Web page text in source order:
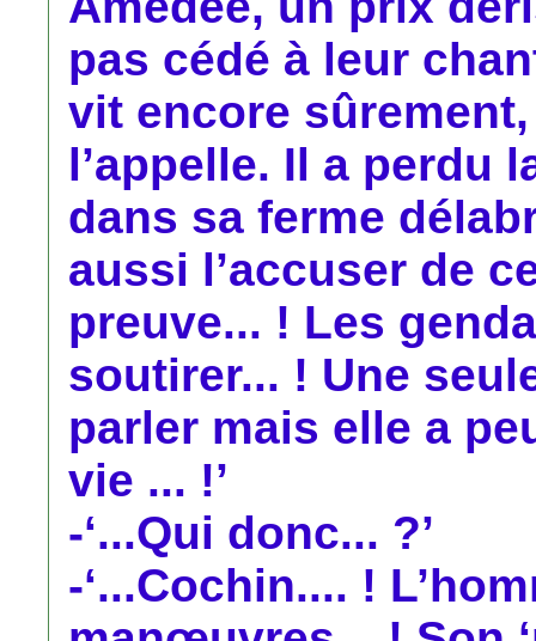
pas cédé à leur
vit encore
l’appelle. Il a perdu
dans sa ferme
aussi l’accuser de
preuve... ! Les
soutirer... ! Une
parler mais elle a
vie ... !’
-‘...Qui donc... ?’
-‘...Cochin.... !